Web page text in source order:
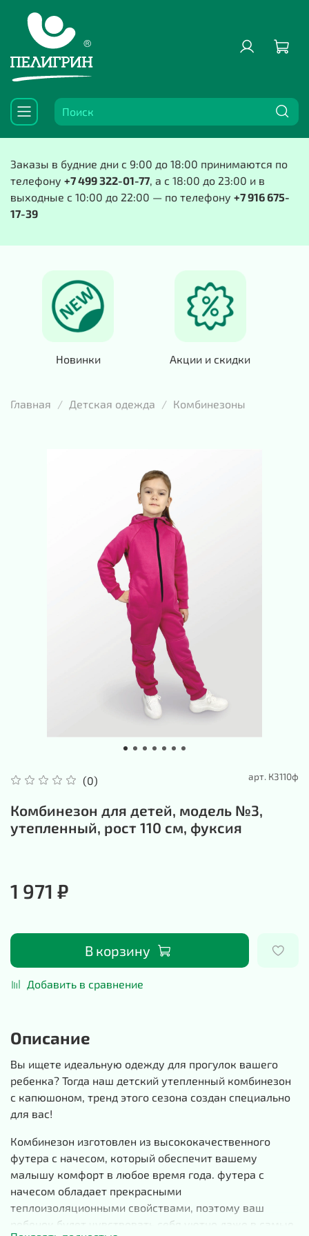
Заказы в будние дни с 9:00 до 18:00 принимаются по
телефону +7 499 322-01-77, а с 18:00 до 23:00 и в
выходные с 10:00 до 22:00 — по телефону +7 916 675-
17-39
Новинки Акции и скидки
Главная Детская одежда Комбинезоны
(0) арт. К3110ф
Комбинезон для детей, модель №3,
утепленный, рост 110 см, фуксия
1 971 ₽
В корзину
Добавить в сравнение
Описание
Вы ищете идеальную одежду для прогулок вашего
ребенка? Тогда наш детский утепленный комбинезон
с капюшоном, тренд этого сезона создан специально
для вас!
Комбинезон изготовлен из высококачественного
футера с начесом, который обеспечит вашему
малышу комфорт в любое время года. футера с
начесом обладает прекрасными
теплоизоляционными свойствами, поэтому ваш
ребенок будет чувствовать себя уютно даже в самые